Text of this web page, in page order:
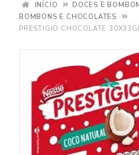
INÍCIO
DOCES E
BOMBONS E CHOCOLATES
PRESTIGIO CHOCOLATE